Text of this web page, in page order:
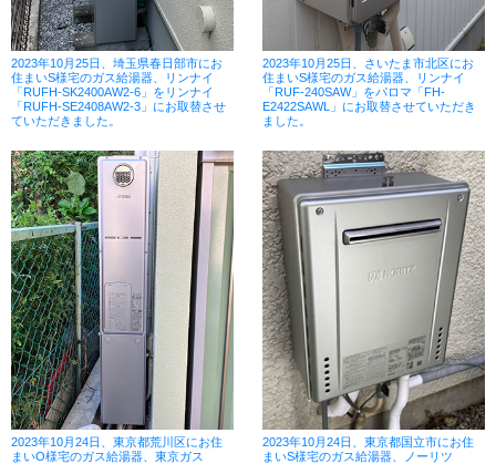
2023年10月25日、埼玉県春日部市にお
住まいS様宅のガス給湯器、リンナイ
「RUFH-SK2400AW2-6」をリンナイ
「RUFH-SE2408AW2-3」にお取替させ
ていただきました。
2023年10月25日、さいたま市北区にお
住まいS様宅のガス給湯器、リンナイ
「RUF-240SAW」をパロマ「FH-
E2422SAWL」にお取替させていただき
ました。
2023年10月24日、東京都荒川区にお住
まいO様宅のガス給湯器、東京ガス
2023年10月24日、東京都国立市にお住
まいS様宅のガス給湯器、ノーリツ